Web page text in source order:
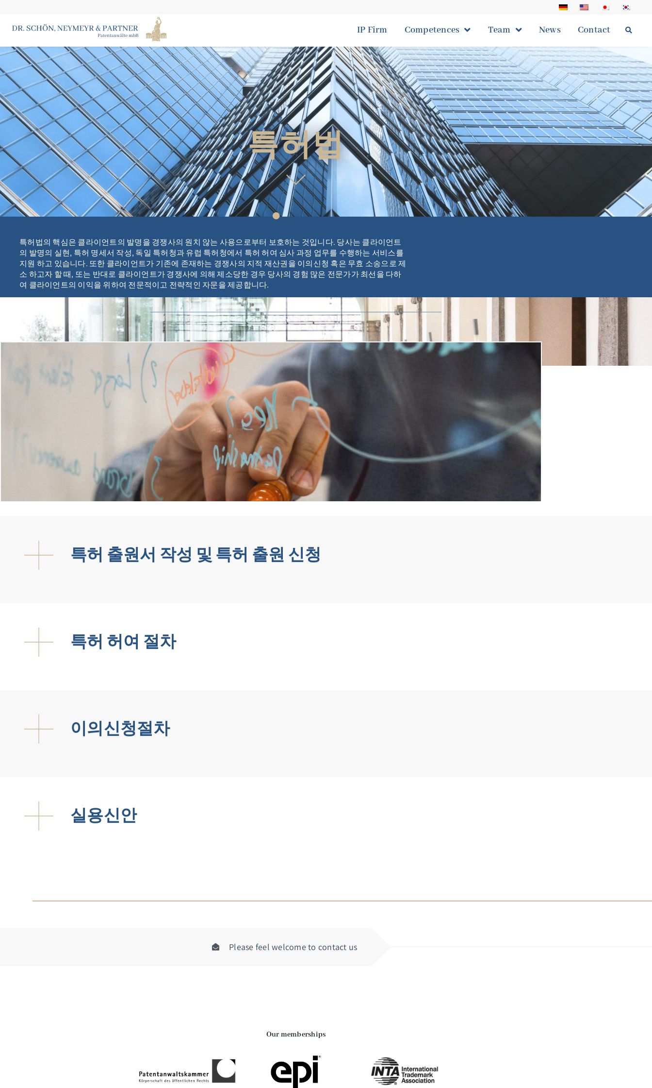
IP Firm Competences Team News Contact
특허법
특허법의 핵심은 클라이언트의 발명을 경쟁사의 원치 않는 사용으로부터 보호하는 것입니다. 당사는 클라이언트
의 발명의 실현, 특허 명세서 작성, 독일 특허청과 유럽 특허청에서 특허 허여 심사 과정 업무를 수행하는 서비스를
지원 하고 있습니다. 또한 클라이언트가 기존에 존재하는 경쟁사의 지적 재산권을 이의신청 혹은 무효 소송으로 제
소 하고자 할 때, 또는 반대로 클라이언트가 경쟁사에 의해 제소당한 경우 당사의 경험 많은 전문가가 최선을 다하
여 클라이언트의 이익을 위하여 전문적이고 전략적인 자문을 제공합니다.
특허 출원서 작성 및 특허 출원 신청
특허 허여 절차
이의신청절차
실용신안
Please feel welcome to contact us
Our memberships